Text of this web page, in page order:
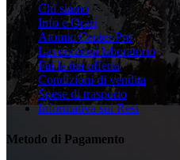
Chi siamo
Info e Orari
Atomic Center Pro
Lavorazioni laboratorio
Fai la tua offerta
Condizioni di vendita
Spese di trasporto
Informativa sui Resi
Metodo di Pagamento